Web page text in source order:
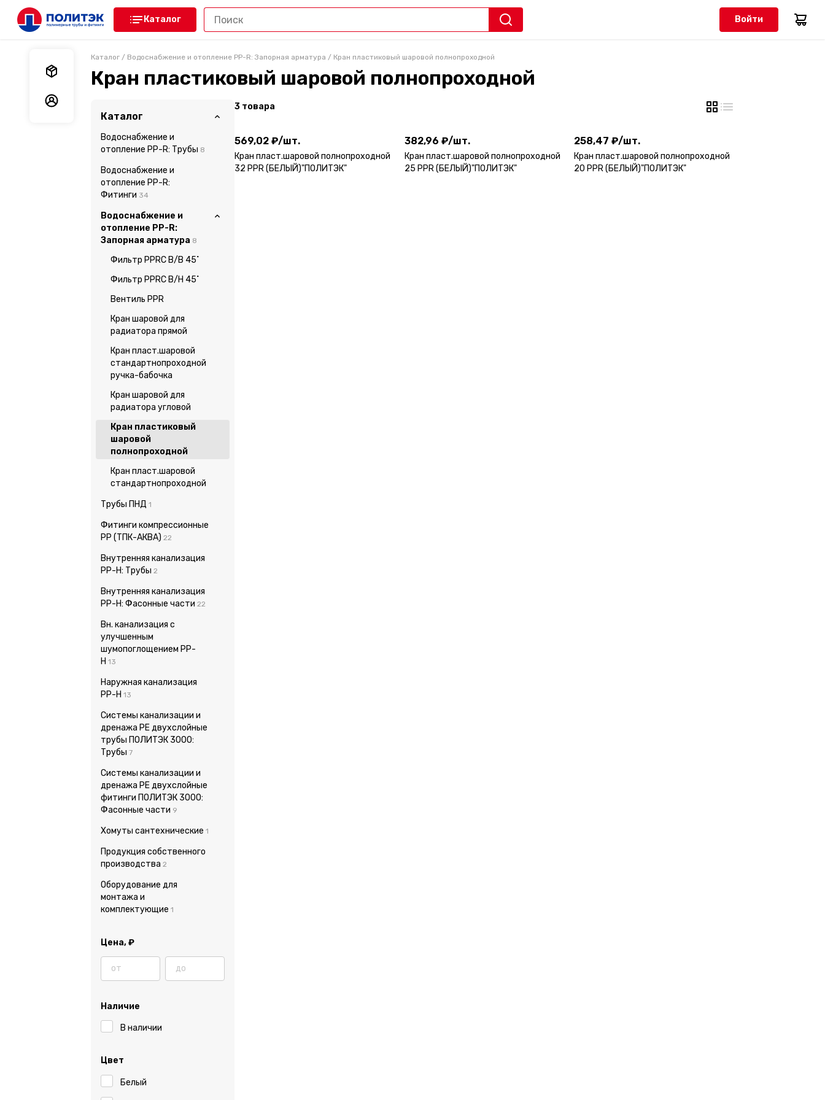
Каталог Войти
Мои заказы
Каталог / Водоснабжение и отопление PP-R: Запорная арматура / Кран пластиковый шаровой полнопроходной
Кран пластиковый шаровой полнопроходной
Каталог
Водоснабжение и
отопление PP-R: Трубы 8
Водоснабжение и
отопление PP-R:
Фитинги 34
Водоснабжение и
отопление PP-R:
Запорная арматура 8
Фильтр PPRC В/В 45˚
Фильтр PPRC В/Н 45˚
Вентиль PPR
Кран шаровой для
радиатора прямой
Кран пласт.шаровой
стандартнопроходной
ручка-бабочка
Кран шаровой для
радиатора угловой
Кран пластиковый
шаровой
полнопроходной
Кран пласт.шаровой
стандартнопроходной
Трубы ПНД 1
Фитинги компрессионные
PP (ТПК-АКВА) 22
Внутренняя канализация
PP-H: Трубы 2
Внутренняя канализация
PP-H: Фасонные части 22
Вн. канализация с
улучшенным
шумопоглощением PP-
H 13
Наружная канализация
PP-H 13
Системы канализации и
дренажа PE двухслойные
трубы ПОЛИТЭК 3000:
Трубы 7
Системы канализации и
дренажа PE двухслойные
фитинги ПОЛИТЭК 3000:
Фасонные части 9
Хомуты сантехнические 1
Продукция собственного
производства 2
Оборудование для
монтажа и
комплектующие 1
Цена, ₽
Наличие
В наличии
Цвет
Белый
3 товара
569,02 ₽/шт.
Кран пласт.шаровой полнопроходной
32 PPR (БЕЛЫЙ)"ПОЛИТЭК"
569,02 ₽
382,96 ₽/шт.
Кран пласт.шаровой полнопроходной
25 PPR (БЕЛЫЙ)"ПОЛИТЭК"
258,47 ₽/шт.
Кран пласт.шаровой полнопроходной
20 PPR (БЕЛЫЙ)"ПОЛИТЭК"